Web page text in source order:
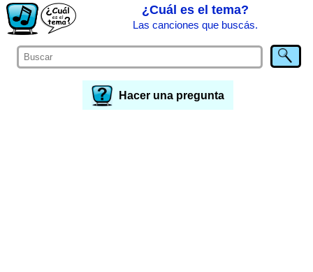
¿Cuál es el tema?
Las canciones que buscás.
Hacer una pregunta